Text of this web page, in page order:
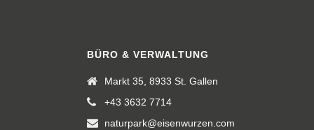
BÜRO & VERWALTUNG
Markt 35, 8933 St. Gallen
+43 3632 7714
naturpark@eisenwurzen.com